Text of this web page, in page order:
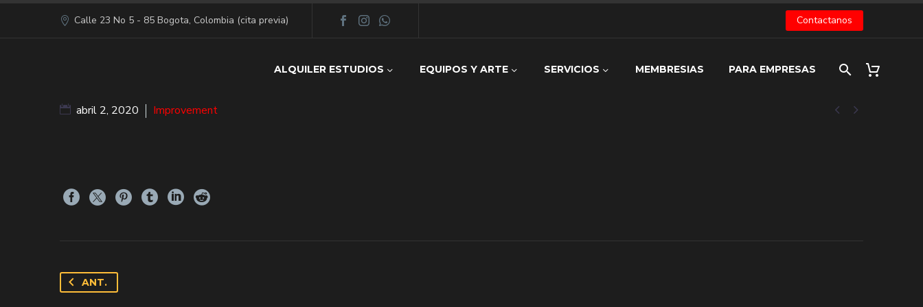
Calle 23 No 5 - 85 Bogota, Colombia (cita previa) Contactanos
ALQUILER ESTUDIOS EQUIPOS Y ARTE SERVICIOS MEMBRESIAS PARA EMPRESAS
 
abril 2, 2020 Improvement
ANT.